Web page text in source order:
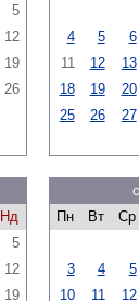
5
12
19
26
4 5
6
11
12
13
18
19
20
25
26 27
Нд
5
12
19
Пн
Вт Ср
3 4
5
10
11 12